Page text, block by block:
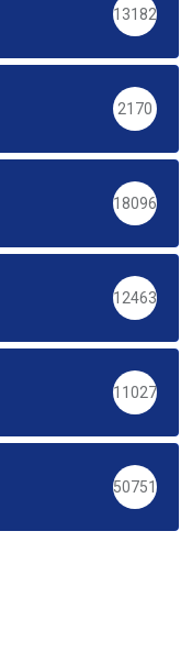
13182
2170
18096
12463
11027
50751